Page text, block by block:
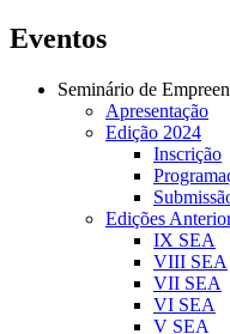
Eventos
Seminário de
Apresentação
Edição 2024
Inscrição
Edições
IX SEA
VIII SEA
VII SEA
VI SEA
V SEA